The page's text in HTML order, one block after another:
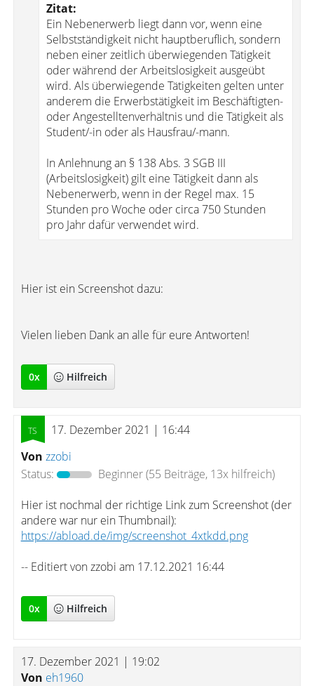
Zitat:
Ein Nebenerwerb liegt dann vor, wenn eine
Selbstständigkeit nicht hauptberuflich, sondern
neben einer zeitlich überwiegenden Tätigkeit
oder während der Arbeitslosigkeit ausgeübt
wird. Als überwiegende Tätigkeiten gelten unter
anderem die Erwerbstätigkeit im Beschäftigten-
oder Angestelltenverhältnis und die Tätigkeit als
Student/-in oder als Hausfrau/-mann.
In Anlehnung an § 138 Abs. 3 SGB III
(Arbeitslosigkeit) gilt eine Tätigkeit dann als
Nebenerwerb, wenn in der Regel max. 15
Stunden pro Woche oder circa 750 Stunden
pro Jahr dafür verwendet wird.
Hier ist ein Screenshot dazu:
Vielen lieben Dank an alle für eure Antworten!
0x Hilfreich
17. Dezember 2021 | 16:44
Von zzobi
Status:
Beginner(55 Beiträge, 13x hilfreich)
Hier ist nochmal der richtige Link zum Screenshot (der
andere war nur ein Thumbnail):
https://abload.de/img/screenshot_4xtkdd.png
-- Editiert von zzobi am 17.12.2021 16:44
0x Hilfreich
17. Dezember 2021 | 19:02
Von eh1960